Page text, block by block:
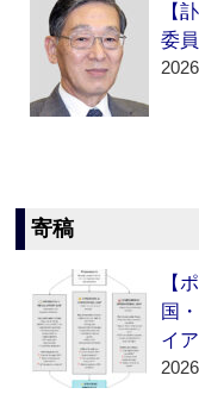
【
委
寄稿
【
国
イ